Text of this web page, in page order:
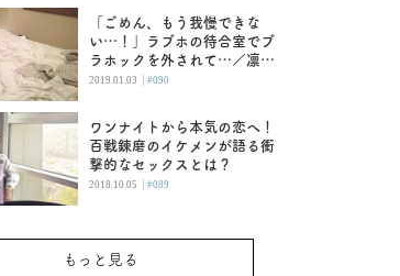
「ごめん、もう我慢できな
い…！」ラブホの待合室でブ
ラホックを外されて…／凛乃
子
2019.01.03 | #090
ワンナイトから本気の恋へ！
百戦錬磨のイケメンが語る衝
撃的なセックスとは？
2018.10.05 | #089
もっと見る